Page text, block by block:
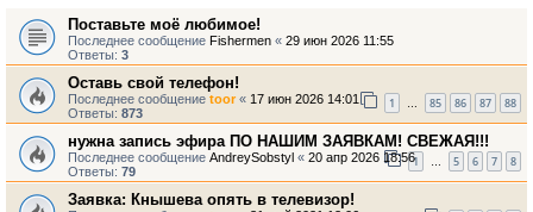
Поставьте моё любимое!
Последнее сообщение Fishermen « 29 июн 2026 11:55
Ответы: 3
Оставь свой телефон!
Последнее сообщение toor « 17 июн 2026 14:01
Ответы: 873
1 … 85 86 87 88
нужна запись эфира ПО НАШИМ ЗАЯВКАМ! СВЕЖАЯ!!!
Последнее сообщение AndreySobstyl « 20 апр 2026 18:56
Ответы: 79
1 … 5 6 7 8
Заявка: Кнышева опять в телевизор!